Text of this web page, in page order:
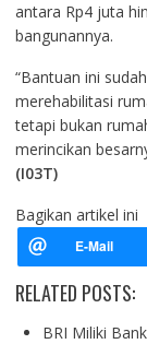
antara Rp4 juta
bangunannya.
“Bantuan ini
merehabilitasi
tetapi bukan
merincikan
(I03T)
Bagikan artikel ini
RELATED POSTS:
BRI Miliki